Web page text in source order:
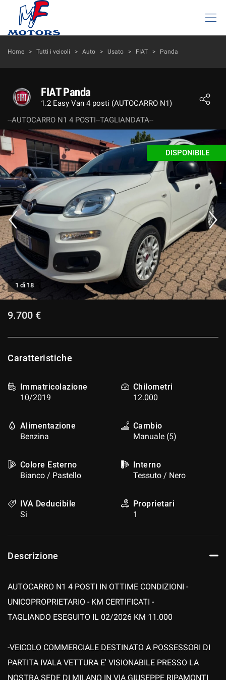
HOME
AZIENDA
I NOSTRI SERVIZI
DICONO DI NOI
ACQUISTIAMO USATO
ASSISTENZA
CONTATTI
CONTATTI
NEWS
Home > Tutti i veicoli > Auto > Usato > FIAT > Panda
FIAT Panda
1.2 Easy Van 4 posti (AUTOCARRO N1)
--AUTOCARRO N1 4 POSTI--TAGLIANDATA--
DISPONIBILE
1 di 18
9.700 €
Caratteristiche
Immatricolazione
10/2019
Chilometri
12.000
Alimentazione
Benzina
Cambio
Manuale (5)
Colore Esterno
Bianco / Pastello
Interno
Tessuto / Nero
IVA Deducibile
Si
Proprietari
1
Descrizione
AUTOCARRO N1 4 POSTI IN OTTIME CONDIZIONI -
UNICOPROPRIETARIO - KM CERTIFICATI -
TAGLIANDO ESEGUITO IL 02/2026 KM 11.000
-VEICOLO COMMERCIALE DESTINATO A POSSESSORI DI
PARTITA IVALA VETTURA E' VISIONABILE PRESSO LA
NOSTRA SEDE DI MILANO IN VIA GIUSEPPE RIPAMONTI